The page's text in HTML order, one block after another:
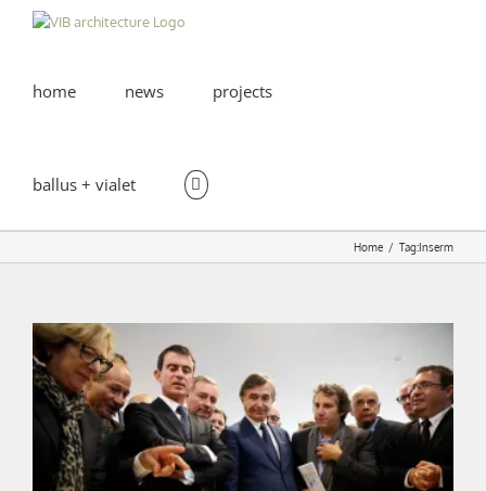
home news projects
ballus + vialet
Home Tag:Inserm
RESEARCH CENTER ON CANCER | Inauguration